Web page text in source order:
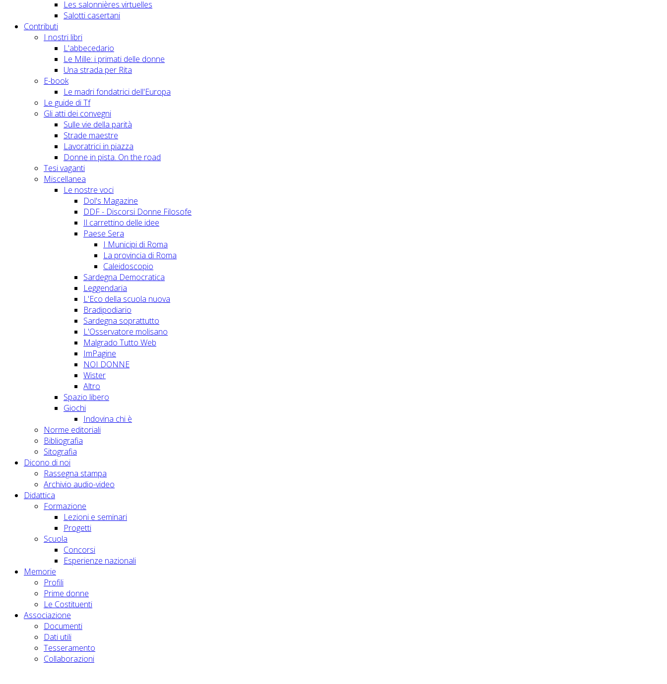
Les salonnières virtuelles
Salotti casertani
Contributi
I nostri libri
L'abbecedario
Le Mille: i primati delle donne
Una strada per Rita
E-book
Le madri fondatrici dell'Europa
Le guide di Tf
Gli atti dei convegni
Sulle vie della parità
Strade maestre
Lavoratrici in piazza
Donne in pista. On the road
Tesi vaganti
Miscellanea
Le nostre voci
Dol's Magazine
DDF - Discorsi Donne Filosofe
Il carrettino delle idee
Paese Sera
I Municipi di Roma
La provincia di Roma
Caleidoscopio
Sardegna Democratica
Leggendaria
L'Eco della scuola nuova
Bradipodiario
Sardegna soprattutto
L'Osservatore molisano
Malgrado Tutto Web
ImPagine
NOI DONNE
Wister
Altro
Spazio libero
Giochi
Indovina chi è
Norme editoriali
Bibliografia
Sitografia
Dicono di noi
Rassegna stampa
Archivio audio-video
Didattica
Formazione
Lezioni e seminari
Progetti
Scuola
Concorsi
Esperienze nazionali
Memorie
Profili
Prime donne
Le Costituenti
Associazione
Documenti
Dati utili
Tesseramento
Collaborazioni